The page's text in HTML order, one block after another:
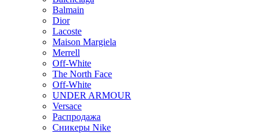
Balmain
Dior
Lacoste
Maison Margiela
Merrell
Off-White
The North Face
Off-White
UNDER ARMOUR
Versace
Распродажа
Сникеры Nike